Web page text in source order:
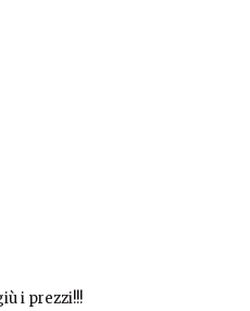
i prezzi!!!